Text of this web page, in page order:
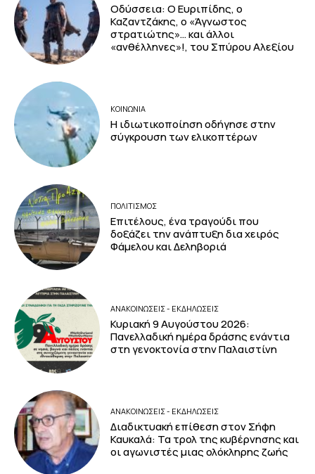
Οδύσσεια: Ο Ευριπίδης, ο
Καζαντζάκης, ο «Άγνωστος
στρατιώτης»… και άλλοι
«ανθέλληνες»!, του Σπύρου Αλεξίου
ΚΟΙΝΩΝΙΑ
Η ιδιωτικοποίηση οδήγησε στην
σύγκρουση των ελικοπτέρων
ΠΟΛΙΤΙΣΜΟΣ
Επιτέλους, ένα τραγούδι που
δοξάζει την ανάπτυξη δια χειρός
Φάμελου και Δεληβοριά
ΑΝΑΚΟΙΝΩΣΕΙΣ - ΕΚΔΗΛΩΣΕΙΣ
Κυριακή 9 Αυγούστου 2026:
Πανελλαδική ημέρα δράσης ενάντια
στη γενοκτονία στην Παλαιστίνη
ΑΝΑΚΟΙΝΩΣΕΙΣ - ΕΚΔΗΛΩΣΕΙΣ
Διαδικτυακή επίθεση στον Σήφη
Καυκαλά: Τα τρολ της κυβέρνησης και
οι αγωνιστές μιας ολόκληρης ζωής